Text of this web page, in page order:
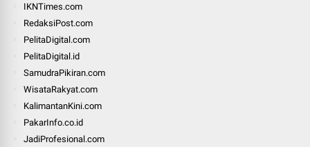
IKNTimes.com
RedaksiPost.com
PelitaDigital.com
PelitaDigital.id
SamudraPikiran.com
WisataRakyat.com
KalimantanKini.com
PakarInfo.co.id
JadiProfesional.com